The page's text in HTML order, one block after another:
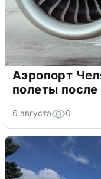
Аэропорт
полеты после
6 августа 0